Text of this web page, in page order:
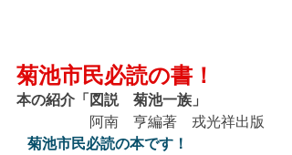
菊池市民必読の書！
本の紹介「図説　菊池一族」
阿南　亨編著　戎光祥出版
   菊池市民必読の本です！